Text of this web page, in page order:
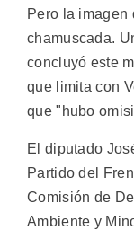
Pero la imagen
chamuscada.
concluyó este
que limita con
que "hubo
El diputado
Partido del
Comisión de
Ambiente y